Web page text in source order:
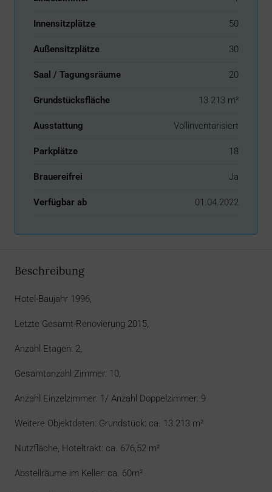
Innensitzplätze 50
Außensitzplätze 30
Saal / Tagungsräume 20
Grundstücksfläche 13.213 m²
Ausstattung Vollinventarisiert
Brauereifrei Ja
Parkplätze 18
Verfügbar ab 01.04.2022
Beschreibung
Hotel-Baujahr 1996,
Letzte Gesamt-Renovierung 2015,
Anzahl Etagen: 2,
Gesamtanzahl Zimmer: 10,
Anzahl Einzelzimmer: 1/ Anzahl Doppelzimmer: 9
Weitere Objektdaten: Grundstück: ca. 13.213 m²
Nutzfläche, Hoteltrakt: ca. 676,52 m²
Abstellräume im Keller: ca. 60m²